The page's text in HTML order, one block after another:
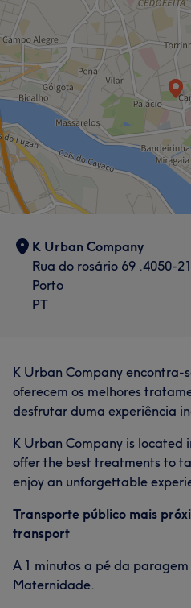
K Urban Company
Rua do rosário 69 .4050-
Porto
PT
K Urban Company encontra-
oferecem os melhores
desfrutar duma experiência
K Urban Company is located
offer the best treatments to
enjoy an unforgettable
Transporte público mais
transport
A 1 minutos a pé da
Maternidade.